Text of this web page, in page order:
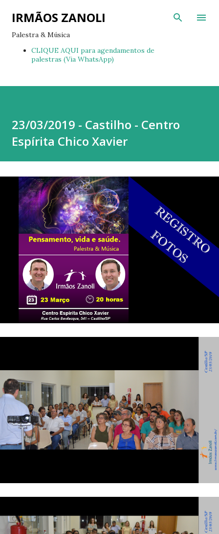
Pular para o conteúdo principal
IRMÃOS ZANOLI
Palestra & Música
CLIQUE AQUI para agendamentos de
palestras (Via WhatsApp)
23/03/2019 - Castilho - Centro
Espírita Chico Xavier